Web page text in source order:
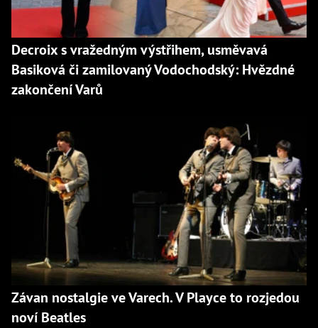
Decroix s vražedným výstřihem, usměvavá
Basiková či zamilovaný Vodochodský: Hvězdné
zakončení Varů
Závan nostalgie ve Varech. V Playce to rozjedou
noví Beatles